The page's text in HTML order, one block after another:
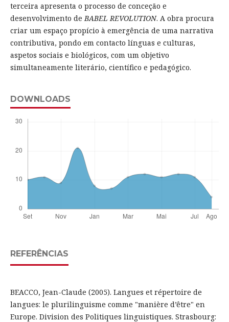
terceira apresenta o processo de conceção e
desenvolvimento de BABEL REVOLUTION. A obra procura
criar um espaço propício à emergência de uma narrativa
contributiva, pondo em contacto línguas e culturas,
aspetos sociais e biológicos, com um objetivo
simultaneamente literário, científico e pedagógico.
DOWNLOADS
REFERÊNCIAS
BEACCO, Jean-Claude (2005). Langues et répertoire de
langues: le plurilinguisme comme "manière d’être" en
Europe. Division des Politiques linguistiques. Strasbourg: